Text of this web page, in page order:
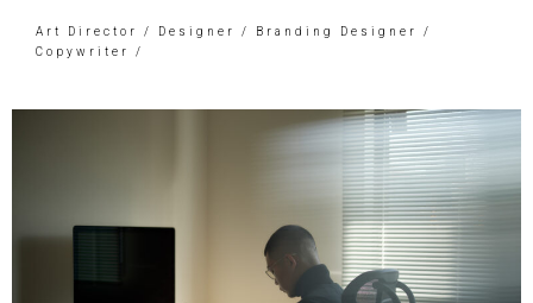
Art Director / Designer / Branding Designer /
Copywriter /